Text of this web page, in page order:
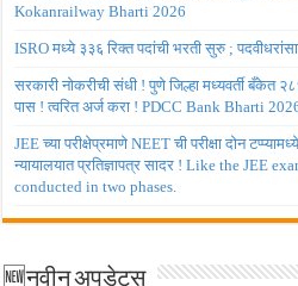
Kokanrailway Bharti 2026
ISRO मध्ये ३३६ रिक्त पदांची भरती सुरु ;
सरकारी नोकरीची संधी ! पुणे जिल्हा मध्यवर्ती बँकेत
पास ! त्वरित अर्ज करा ! PDCC Bank Bharti
JEE च्या परीक्षेप्रमाणे NEET ची परीक्षा दोन
न्यायालयात प्रतिज्ञापत्र सादर ! Like the JEE
conducted in two phases.
🆕नवीन अपडेट्स